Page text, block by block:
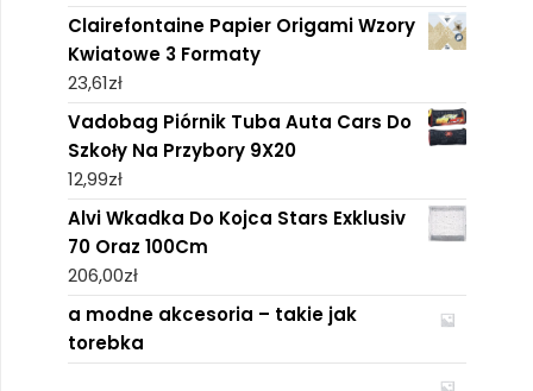
Clairefontaine Papier Origami Wzory
Kwiatowe 3 Formaty
23,61zł
Vadobag Piórnik Tuba Auta Cars Do
Szkoły Na Przybory 9X20
12,99zł
Alvi Wkadka Do Kojca Stars Exklusiv
70 Oraz 100Cm
206,00zł
a modne akcesoria – takie jak
torebka